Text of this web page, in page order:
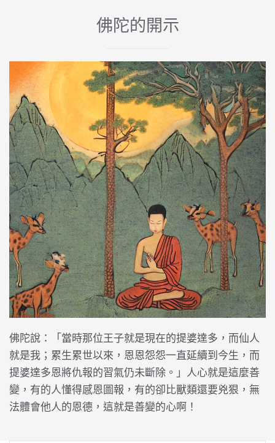
佛陀的開示
佛陀說：「當時那位王子就是現在的提婆達多，而仙人
就是我；累生累世以來，恩恩怨怨一直延續到今生，而
提婆達多恩將仇報的習氣仍未斷除。」人心就是這麼善
變，有的人懂得感恩圖報，有的卻比獸類還要兇狠，無
法體會他人的恩德，這就是善變的心啊！